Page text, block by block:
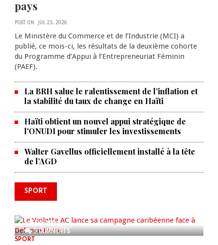
pays
POST ON JUL 23, 2026
Le Ministère du Commerce et de l’Industrie (MCI) a
publié, ce mois-ci, les résultats de la deuxième cohorte
du Programme d’Appui à l’Entrepreneuriat Féminin
(PAEF).
La BRH salue le ralentissement de l’inflation et
la stabilité du taux de change en Haïti
Haïti obtient un nouvel appui stratégique de
l'ONUDI pour stimuler les investissements
Walter Gavellus officiellement installé à la tête
de l’AGD
SPORT
0 COMMENTS
Le Violette AC lance sa campagne
AUG 04, 2026
SPORT